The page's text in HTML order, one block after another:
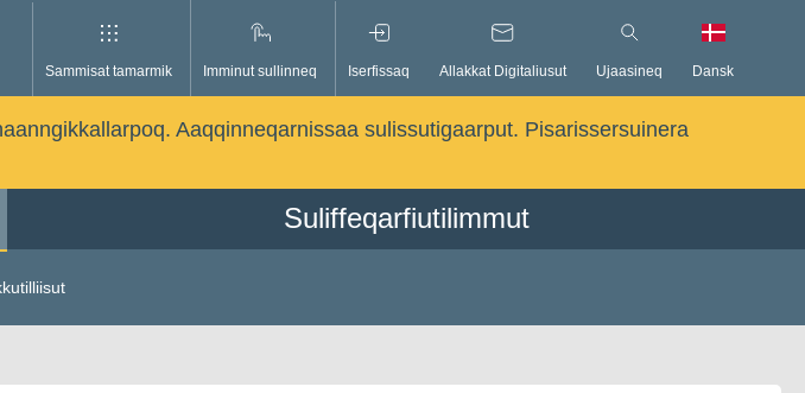
Sammisat tamarmik Imminut sullinneq Iserfissaq Allakkat Digitaliusut Ujaasineq Dansk
Aaqqinneqarnissaa sulissutigaarput. Pisarissersuinera
Suliffeqarfiutilimmut